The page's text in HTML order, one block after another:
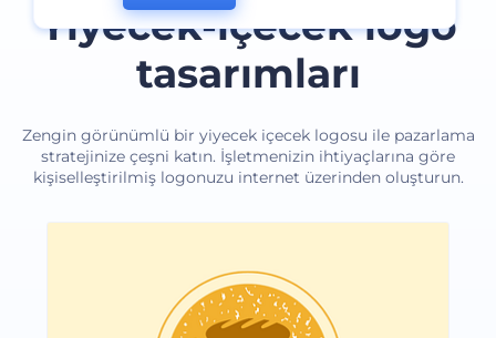
Yiyecek-içecek logo
tasarımları
Zengin görünümlü bir yiyecek içecek logosu ile pazarlama
stratejinize çeşni katın. İşletmenizin ihtiyaçlarına göre
kişiselleştirilmiş logonuzu internet üzerinden oluşturun.